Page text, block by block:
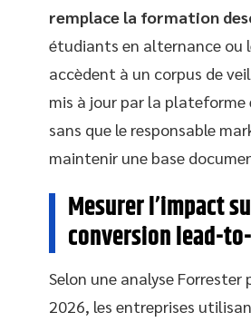
remplace la formation
étudiants en alternance ou
accèdent à un corpus de
mis à jour par la plateforme
sans que le responsable
maintenir une base
Mesurer l’impact
conversion lead-
Selon une analyse Forrester
2026, les entreprises